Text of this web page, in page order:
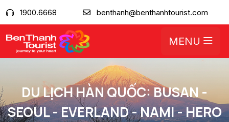
1900.6668 benthanh@benthanhtourist.com
MENU
DU LỊCH HÀN QUỐC: BUSAN -
SEOUL - EVERLAND - NAMI - HERO